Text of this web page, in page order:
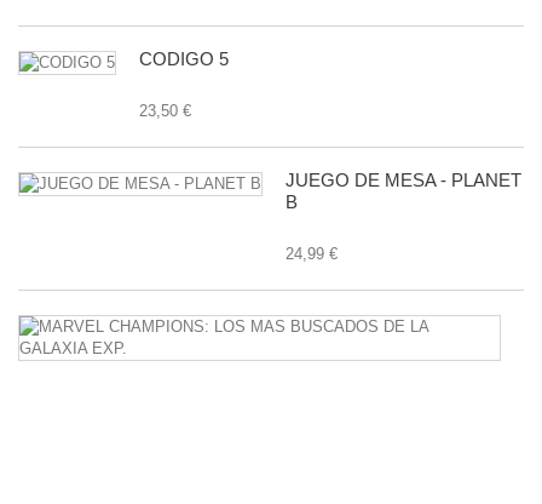
CODIGO 5
23,50 €
JUEGO DE MESA - PLANET
B
24,99 €